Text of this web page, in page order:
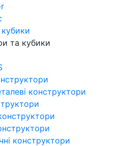
та кубики
конструктори
конструктори